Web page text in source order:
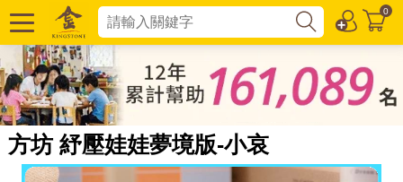
0
方坊 紓壓娃娃夢境版-小哀